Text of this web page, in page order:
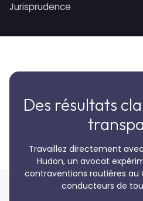
Jurisprudence
Des résultats
Travaillez directement
Hudon, un avocat
contraventions routières au
conducteurs de